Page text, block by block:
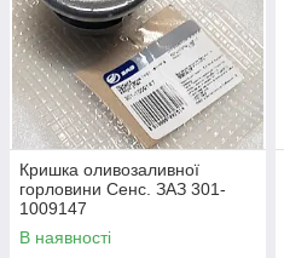
Кришка оливозаливної
горловини Сенс. ЗАЗ 301-
1009147
В наявності